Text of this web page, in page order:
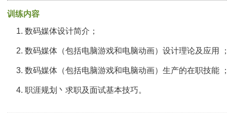
训练内容
数码媒体设计简介；
数码媒体（包括电脑游戏和电脑动画）设计理论及应用
数码媒体（包括电脑游戏和电脑动画）生产的在职技能
职涯规划丶求职及面试基本技巧。